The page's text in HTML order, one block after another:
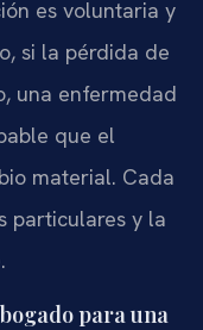
es voluntaria y
si la pérdida de
una enfermedad
que el
material. Cada
particulares y la
para una